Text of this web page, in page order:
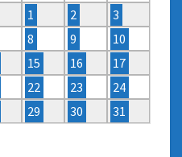
1
2
3
8 9
10
15 16
17
22 23
24
29 30
31